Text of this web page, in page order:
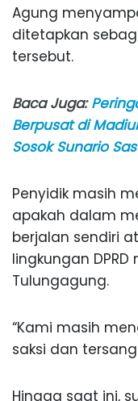
Agung
ditetapkan
tersebut.
Baca Juga:
Berpusat di
Sosok Sunario
Penyidik masih
apakah dalam
berjalan sendiri
lingkungan
Tulungagung.
“Kami masih
saksi dan
Hingga saat ini,